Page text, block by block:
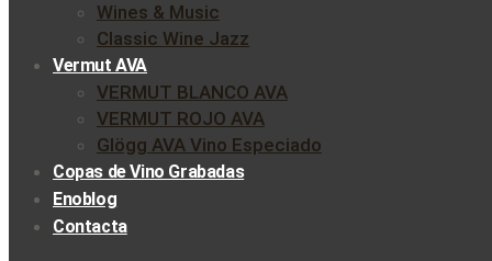
Wines & Music
Classic Wine Jazz
Vermut AVA
VERMUT BLANCO AVA
VERMUT ROJO AVA
Glögg AVA Vino Especiado
Copas de Vino Grabadas
Enoblog
Contacta